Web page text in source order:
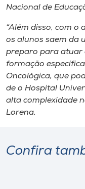
Nacional de
“Além disso, com o
os alunos saem da
preparo para atuar
formação
Oncológica, que
de o Hospital
alta complexidade
Lorena.
Confira